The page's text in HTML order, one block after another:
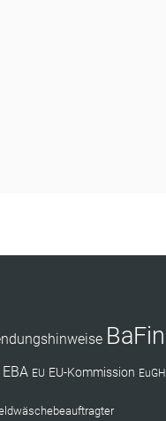
BaFin
EBA EU EU-Kommission EuGH